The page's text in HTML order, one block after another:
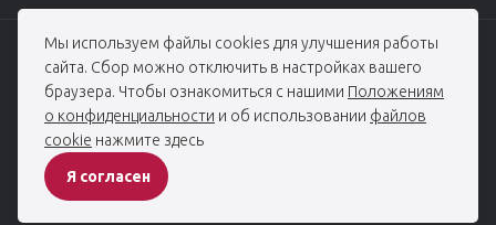
Мы используем файлы cookies для улучшения работы
сайта. Сбор можно отключить в настройках вашего
браузера. Чтобы ознакомиться с нашими Положениям
о конфиденциальности и об использовании файлов
cookie нажмите здесь
Я согласен
© 2006 — 2026, Профессорская клиника Едранова
При использовании материалов гиперссылка на edranov.ru обязательна.
Все права защищены
ПОЛИТИКА КОНФИДЕНЦИАЛЬНОСТИ
Разработка сайта -студия House